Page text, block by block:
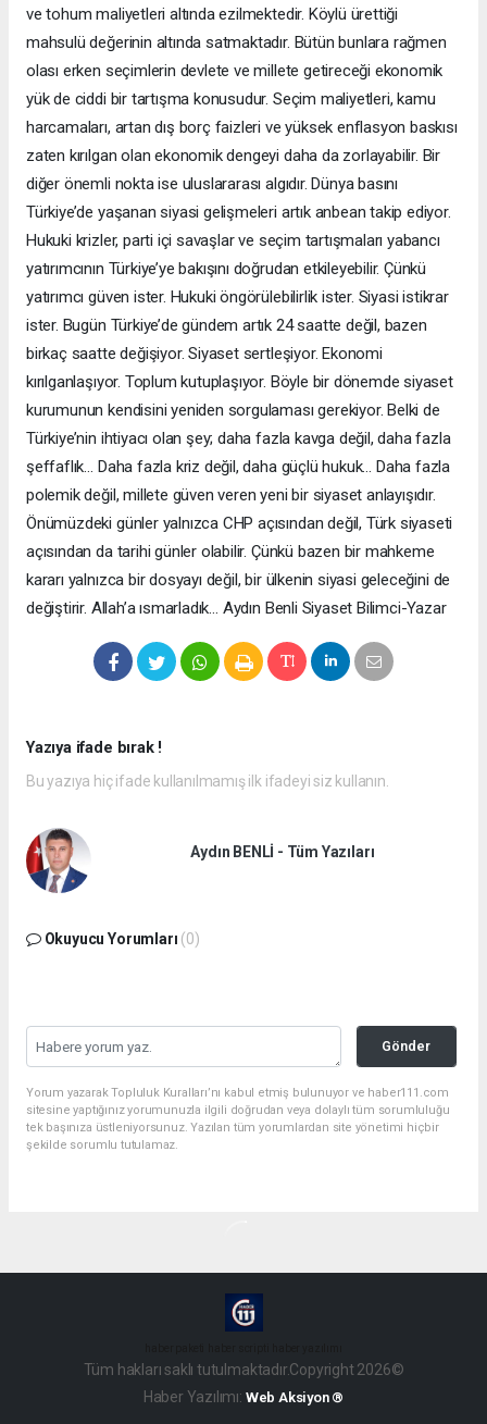
ve tohum maliyetleri altında ezilmektedir. Köylü ürettiği
mahsulü değerinin altında satmaktadır. Bütün bunlara rağmen
olası erken seçimlerin devlete ve millete getireceği ekonomik
yük de ciddi bir tartışma konusudur. Seçim maliyetleri, kamu
harcamaları, artan dış borç faizleri ve yüksek enflasyon baskısı
zaten kırılgan olan ekonomik dengeyi daha da zorlayabilir. Bir
diğer önemli nokta ise uluslararası algıdır. Dünya basını
Türkiye’de yaşanan siyasi gelişmeleri artık anbean takip ediyor.
Hukuki krizler, parti içi savaşlar ve seçim tartışmaları yabancı
yatırımcının Türkiye’ye bakışını doğrudan etkileyebilir. Çünkü
yatırımcı güven ister. Hukuki öngörülebilirlik ister. Siyasi istikrar
ister. Bugün Türkiye’de gündem artık 24 saatte değil, bazen
birkaç saatte değişiyor. Siyaset sertleşiyor. Ekonomi
kırılganlaşıyor. Toplum kutuplaşıyor. Böyle bir dönemde siyaset
kurumunun kendisini yeniden sorgulaması gerekiyor. Belki de
Türkiye’nin ihtiyacı olan şey; daha fazla kavga değil, daha fazla
şeffaflık… Daha fazla kriz değil, daha güçlü hukuk… Daha fazla
polemik değil, millete güven veren yeni bir siyaset anlayışıdır.
Önümüzdeki günler yalnızca CHP açısından değil, Türk siyaseti
açısından da tarihi günler olabilir. Çünkü bazen bir mahkeme
kararı yalnızca bir dosyayı değil, bir ülkenin siyasi geleceğini de
değiştirir. Allah’a ısmarladık… Aydın Benli Siyaset Bilimci-Yazar
Yazıya ifade bırak !
Bu yazıya hiç ifade kullanılmamış ilk ifadeyi siz kullanın.
Aydın BENLİ - Tüm Yazıları
Okuyucu Yorumları (0)
Gönder
Yorum yazarak Topluluk Kuralları’nı kabul etmiş bulunuyor ve haber111.com
sitesine yaptığınız yorumunuzla ilgili doğrudan veya dolaylı tüm sorumluluğu
tek başınıza üstleniyorsunuz. Yazılan tüm yorumlardan site yönetimi hiçbir
şekilde sorumlu tutulamaz.
Tüm hakları saklı tutulmaktadır.Copyright 2026©
Haber Yazılımı: Web Aksiyon ®